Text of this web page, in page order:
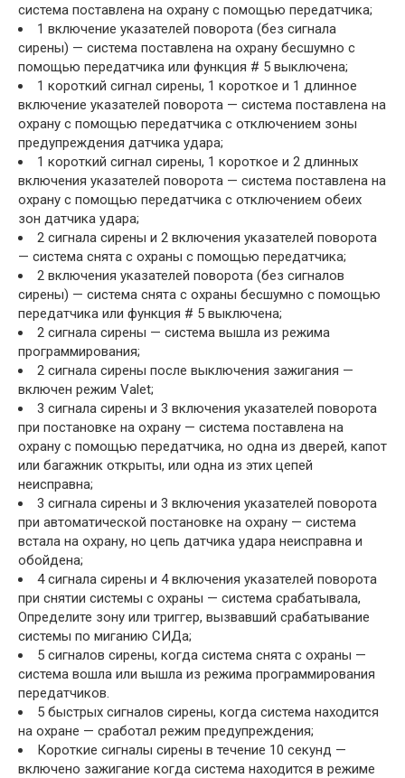
система поставлена на охрану с помощью передатчика;
1 включение указателей поворота (без сигнала
сирены) — система поставлена на охрану бесшумно с
помощью передатчика или функция # 5 выключена;
1 короткий сигнал сирены, 1 короткое и 1 длинное
включение указателей поворота — система поставлена на
охрану с помощью передатчика с отключением зоны
предупреждения датчика удара;
1 короткий сигнал сирены, 1 короткое и 2 длинных
включения указателей поворота — система поставлена на
охрану с помощью передатчика с отключением обеих
зон датчика удара;
2 сигнала сирены и 2 включения указателей поворота
— система снята с охраны с помощью передатчика;
2 включения указателей поворота (без сигналов
сирены) — система снята с охраны бесшумно с помощью
передатчика или функция # 5 выключена;
2 сигнала сирены — система вышла из режима
программирования;
2 сигнала сирены после выключения зажигания —
включен режим Valet;
3 сигнала сирены и 3 включения указателей поворота
при постановке на охрану — система поставлена на
охрану с помощью передатчика, но одна из дверей, капот
или багажник открыты, или одна из этих цепей
неисправна;
3 сигнала сирены и 3 включения указателей поворота
при автоматической постановке на охрану — система
встала на охрану, но цепь датчика удара неисправна и
обойдена;
4 сигнала сирены и 4 включения указателей поворота
при снятии системы с охраны — система срабатывала,
Определите зону или триггер, вызвавший срабатывание
системы по миганию СИДа;
5 сигналов сирены, когда система снята с охраны —
система вошла или вышла из режима программирования
передатчиков.
5 быстрых сигналов сирены, когда система находится
на охране — сработал режим предупреждения;
Короткие сигналы сирены в течение 10 секунд —
включено зажигание когда система находится в режиме